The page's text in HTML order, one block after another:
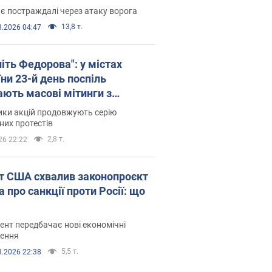
постраждалі через атаку ворога
04:47 13,8 т.
Федорова": у містах
23-й день поспіль
масові мітинги з
Фото і відео
акцій продовжують серію
протестів
22:22 2,8 т.
США схвалив законопроєкт
про санкції проти Росії: що
передбачає нові економічні
22:38 5,5 т.